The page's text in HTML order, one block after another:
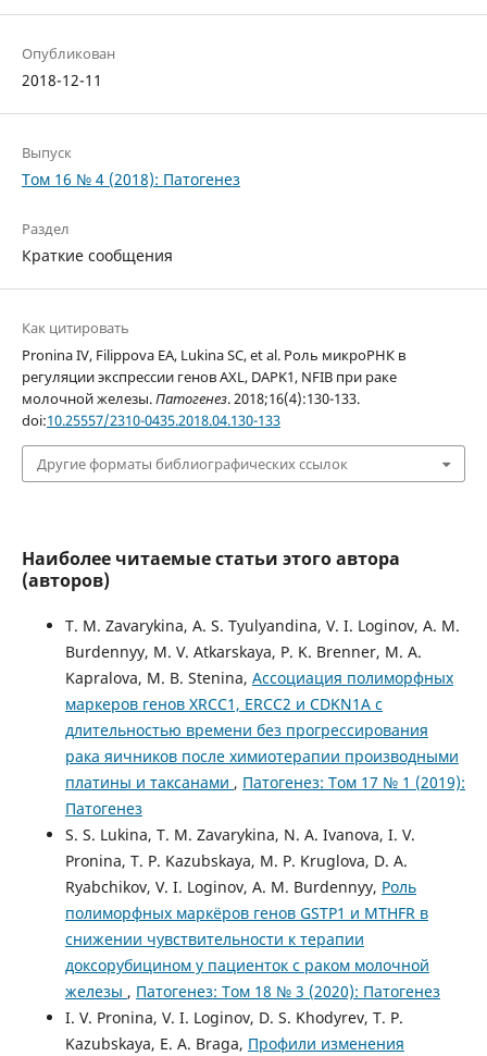
Опубликован
2018-12-11
Выпуск
Том 16 № 4 (2018): Патогенез
Раздел
Краткие сообщения
Как цитировать
Pronina IV, Filippova EA, Lukina SC, et al. Роль микроРНК в
регуляции экспрессии генов AXL, DAPK1, NFIB при раке
молочной железы.Патогенез. 2018;16(4):130-133.
doi:10.25557/2310-0435.2018.04.130-133
Другие форматы библиографических ссылок
Наиболее читаемые статьи этого автора
(авторов)
T. M. Zavarykina, A. S. Tyulyandina, V. I. Loginov, A. M.
Burdennyy, M. V. Atkarskaya, P. K. Brenner, M. A.
Kapralova, M. B. Stenina, Ассоциация полиморфных
маркеров генов XRCC1, ERCC2 и CDKN1A с
длительностью времени без прогрессирования
рака яичников после химиотерапии производными
платины и таксанами , Патогенез: Том 17 № 1 (2019):
Патогенез
S. S. Lukina, T. M. Zavarykina, N. A. Ivanova, I. V.
Pronina, T. P. Kazubskaya, M. P. Kruglova, D. A.
Ryabchikov, V. I. Loginov, A. M. Burdennyy, Роль
полиморфных маркёров генов GSTP1 и MTHFR в
снижении чувствительности к терапии
доксорубицином у пациенток с раком молочной
железы , Патогенез: Том 18 № 3 (2020): Патогенез
I. V. Pronina, V. I. Loginov, D. S. Khodyrev, T. P.
Kazubskaya, E. A. Braga, Профили изменения